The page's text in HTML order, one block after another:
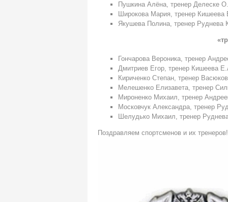
Пушкина Алёна, тренер Делеске
Широкова Мария, тренер Кишеева
Якушева Полина, тренер
Гончарова Вероника, тренер
Дмитриев Егор, тренер Кишеева
Кириченко Степан, тренер
Мелешенко Елизавета, тренер
Мироненко Михаил, тренер
Московчук Александра, тренер
Шелудько Михаил, тренер
Поздравляем спортсменов и их тренеров!